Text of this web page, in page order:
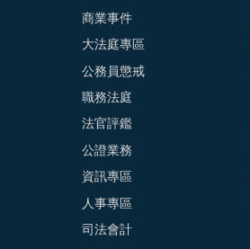
商業事件
大法庭專區
公務員懲戒
職務法庭
法官評鑑
公證業務
資訊專區
人事專區
司法會計